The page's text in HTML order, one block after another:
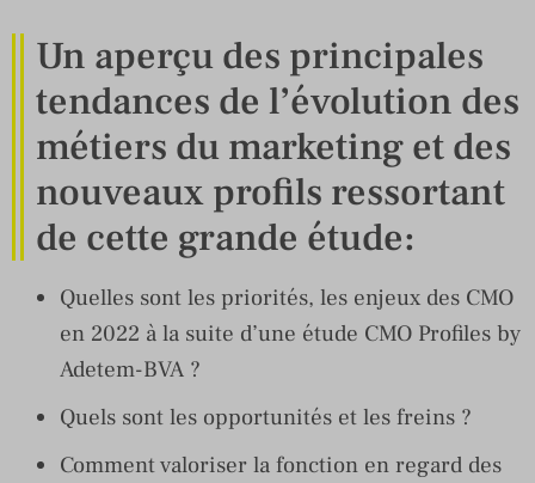
Un aperçu des principales
tendances de l’évolution des
métiers du marketing et des
nouveaux profils ressortant
de cette grande étude:
Quelles sont les priorités, les enjeux des CMO
en 2022 à la suite d’une étude CMO Profiles by
Adetem-BVA ?
Quels sont les opportunités et les freins ?
Comment valoriser la fonction en regard des